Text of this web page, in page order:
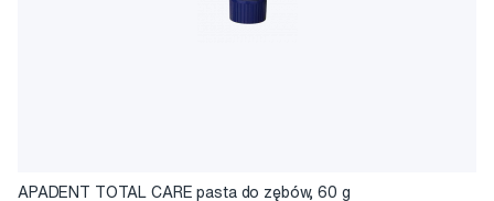
APADENT TOTAL CARE pasta do zębów, 60 g